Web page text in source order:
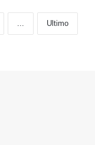
... Ultimo